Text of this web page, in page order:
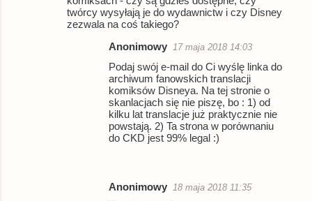
twórcy wysyłają je do wydawnictw i czy Disney
zezwala na coś takiego?
Anonimowy 17 maja 2018 14:03
Podaj swój e-mail do Ci wyślę linka do
archiwum fanowskich translacji
komiksów Disneya. Na tej stronie o
skanlacjach się nie piszę, bo : 1) od
kilku lat translacje już praktycznie nie
powstają. 2) Ta strona w porównaniu
do CKD jest 99% legal :)
Anonimowy 18 maja 2018 11:35